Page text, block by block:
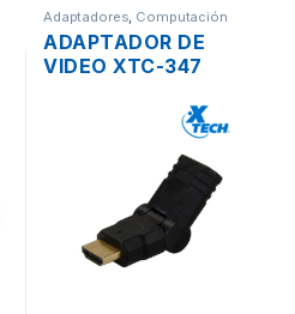
Adaptadores Computación
ADAPTADOR DE
VIDEO XTC-347
HDMI HEMBRA DE